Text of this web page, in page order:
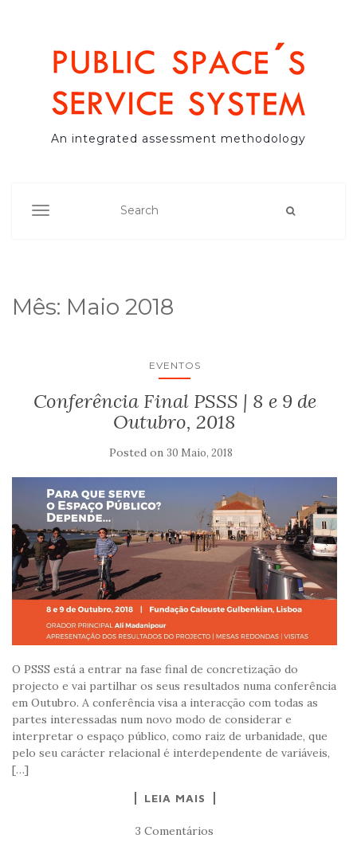
An integrated assessment methodology
TOGGLE NAVIGATION
Mês: Maio 2018
EVENTOS
Conferência Final PSSS | 8 e 9 de
Outubro, 2018
Posted on 30 Maio, 2018
O PSSS está a entrar na fase final de concretização do
projecto e vai partilhar os seus resultados numa conferência
em Outubro. A conferência visa a interacção com todas as
partes interessadas num novo modo de considerar e
interpretar o espaço público, como raiz de urbanidade, que
pelo seu carácter relacional é interdependente de variáveis,
[…]
LEIA MAIS
3 Comentários